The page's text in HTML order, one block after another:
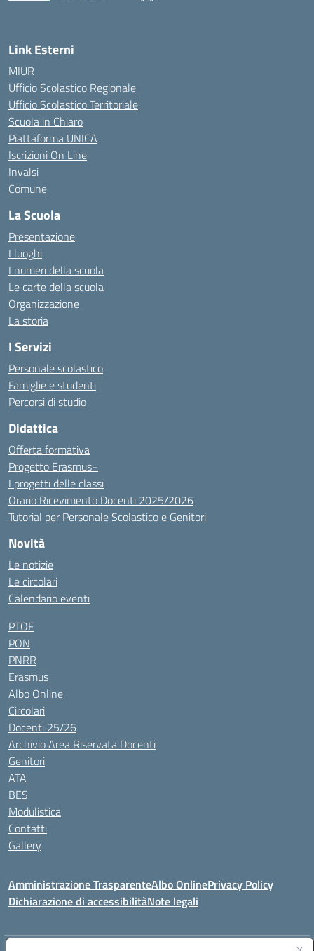
Link Esterni
MIUR
Ufficio Scolastico Regionale
Ufficio Scolastico Territoriale
Scuola in Chiaro
Piattaforma UNICA
Iscrizioni On Line
Invalsi
Comune
La Scuola
Presentazione
I luoghi
I numeri della scuola
Le carte della scuola
Organizzazione
La storia
I Servizi
Personale scolastico
Famiglie e studenti
Percorsi di studio
Didattica
Offerta formativa
Progetto Erasmus+
I progetti delle classi
Orario Ricevimento Docenti 2025/2026
Tutorial per Personale Scolastico e Genitori
Novità
Le notizie
Le circolari
Calendario eventi
PTOF
PON
PNRR
Erasmus
Albo Online
Circolari
Docenti 25/26
Archivio Area Riservata Docenti
Genitori
ATA
BES
Modulistica
Contatti
Gallery
Amministrazione TrasparenteAlbo OnlinePrivacy Policy
Dichiarazione di accessibilitàNote legali